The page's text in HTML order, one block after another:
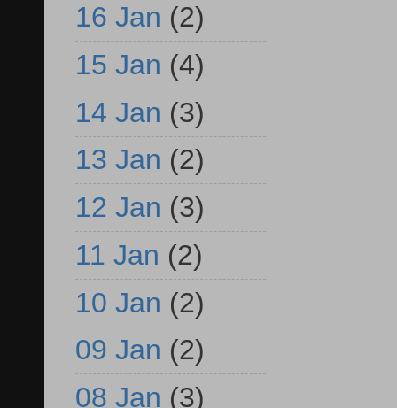
16 Jan (2)
15 Jan (4)
14 Jan (3)
13 Jan (2)
12 Jan (3)
11 Jan (2)
10 Jan (2)
09 Jan (2)
08 Jan (3)